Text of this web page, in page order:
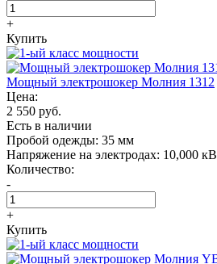
+
Купить
Мощный электрошокер Молния 1312
Цена:
2 550 руб.
Есть в наличии
Пробой одежды: 35 мм
Напряжение на электродах: 10,000 кВ
Количество:
-
+
Купить